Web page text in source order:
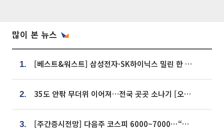
많이 본 뉴스
1. [베스트&워스트] 삼성전자·SK하이닉스 밀린 한 주…상상인증권은 85% 급등
2. 35도 안팎 무더위 이어져…전국 곳곳 소나기 [오늘 날씨]
3. [주간증시전망] 다음주 코스피 6000~7000⋯“外人 수급은 정책이 변수”